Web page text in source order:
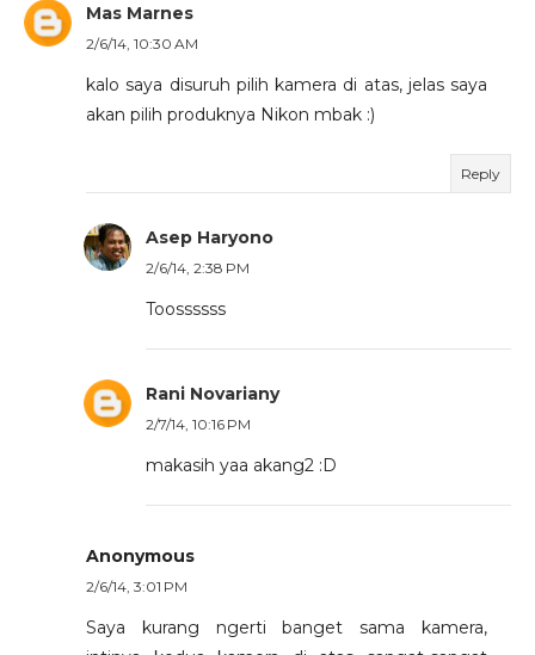
Mas Marnes
2/6/14, 10:30 AM
kalo saya disuruh pilih kamera di atas, jelas saya
akan pilih produknya Nikon mbak :)
Reply
Asep Haryono
2/6/14, 2:38 PM
Toossssss
Rani Novariany
2/7/14, 10:16 PM
makasih yaa akang2 :D
Anonymous
2/6/14, 3:01 PM
Saya kurang ngerti banget sama kamera,